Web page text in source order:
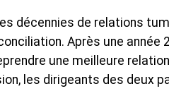
décennies de relations
Après une année
une meilleure
les dirigeants des deux